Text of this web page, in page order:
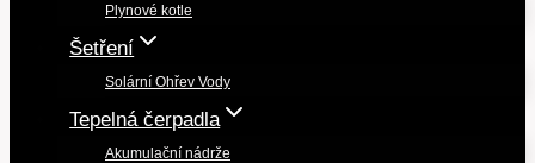
Plynové kotle
Šetření
Solární Ohřev Vody
Tepelná čerpadla
Akumulační nádrže